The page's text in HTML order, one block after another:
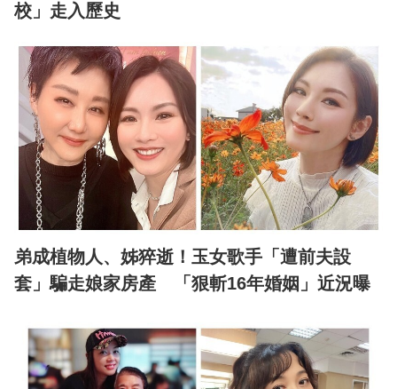
校」走入歷史
弟成植物人、姊猝逝！玉女歌手「遭前夫設
套」騙走娘家房產 「狠斬16年婚姻」近況曝